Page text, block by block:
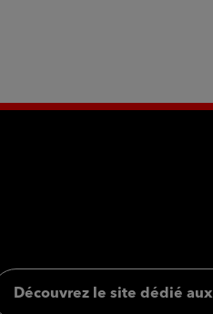
Découvrez le site dédié aux